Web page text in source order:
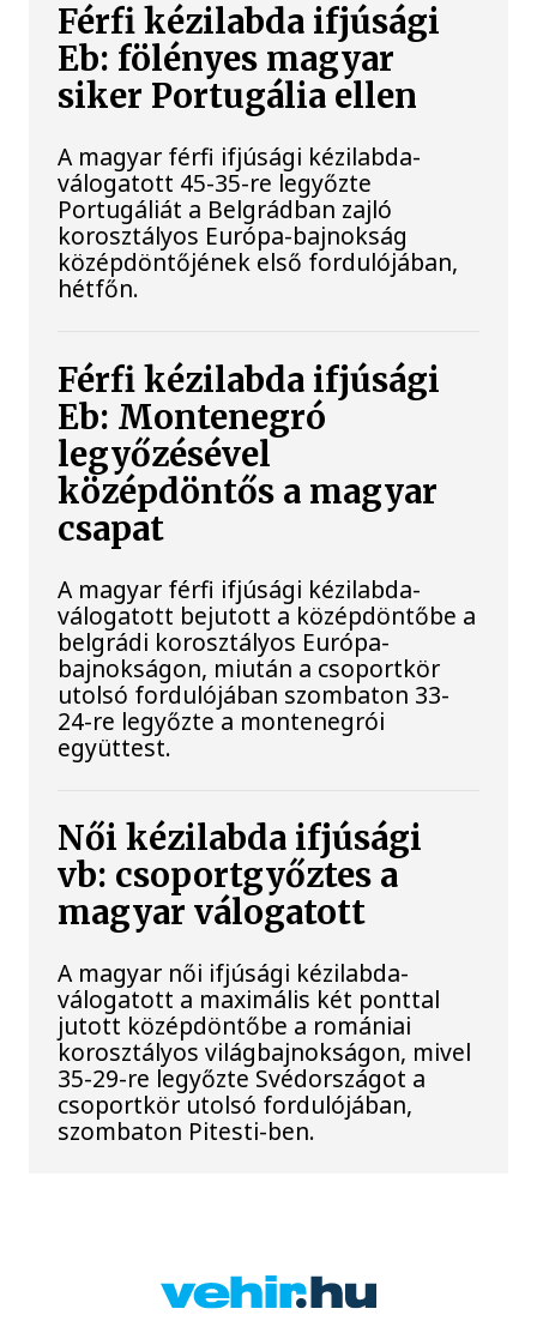
Férfi kézilabda ifjúsági
Eb: fölényes magyar
siker Portugália ellen
A magyar férfi ifjúsági kézilabda-
válogatott 45-35-re legyőzte
Portugáliát a Belgrádban zajló
korosztályos Európa-bajnokság
középdöntőjének első fordulójában,
hétfőn.
Férfi kézilabda ifjúsági
Eb: Montenegró
legyőzésével
középdöntős a magyar
csapat
A magyar férfi ifjúsági kézilabda-
válogatott bejutott a középdöntőbe a
belgrádi korosztályos Európa-
bajnokságon, miután a csoportkör
utolsó fordulójában szombaton 33-
24-re legyőzte a montenegrói
együttest.
Női kézilabda ifjúsági
vb: csoportgyőztes a
magyar válogatott
A magyar női ifjúsági kézilabda-
válogatott a maximális két ponttal
jutott középdöntőbe a romániai
korosztályos világbajnokságon, mivel
35-29-re legyőzte Svédországot a
csoportkör utolsó fordulójában,
szombaton Pitesti-ben.